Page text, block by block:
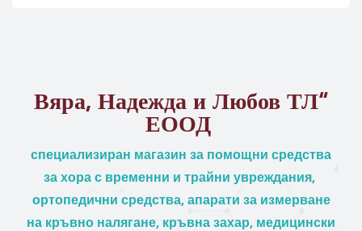
Вяра, Надежда и Любов ТЛ“
ЕООД
специализиран магазин за помощни средства
за хора с временни и трайни увреждания,
ортопедични средства, апарати за измерване
на кръвно налягане, кръвна захар, медицински